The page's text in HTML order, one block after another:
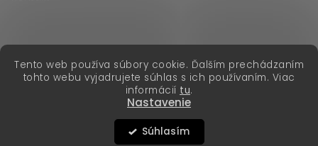
Tento web používa súbory cookie. Ďalším prechádzaním
tohto webu vyjadrujete súhlas s ich používaním. Viac
informácií tu.
Nastavenie
Súhlasím
Vytvoril Shoptet Premium
Copyright 2026Erika Fashion. Všetky práva vyhradené.
erikafashion.cz